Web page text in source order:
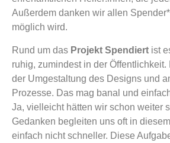
Außerdem danken wir allen
möglich wird.
Rund um das Projekt Spendiert ist
ruhig, zumindest in der
der Umgestaltung des Designs und
Prozesse. Das mag banal und
Ja, vielleicht hätten wir schon weiter
Gedanken begleiten uns oft in
einfach nicht schneller. Diese